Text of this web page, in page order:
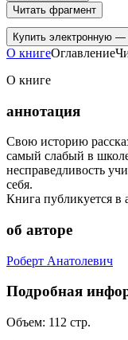
Читать фрагмент
Купить электронную —
О книгеОглавление
О книге
аннотация
Свою историю
самый слабый в
несправедливость
себя.
Книга публикуется в
об авторе
Роберт Анатолевич
Подробная
Объем: 112 стр.